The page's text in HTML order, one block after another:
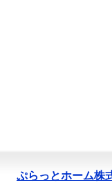
ぷらっとホーム株